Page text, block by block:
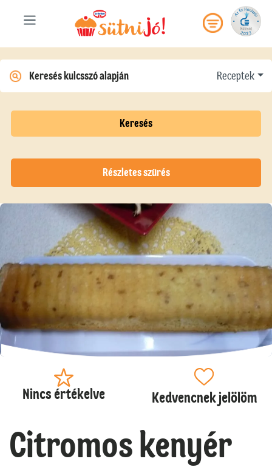
Receptek
Keresés
Részletes szűrés
Nincs értékelve Kedvencnek jelölöm
Citromos kenyér